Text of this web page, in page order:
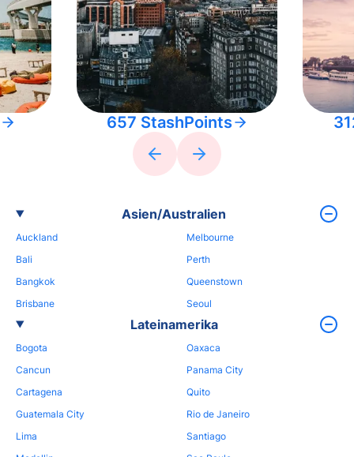
657 StashPoints
Asien/Australien
Auckland
Bali
Bangkok
Brisbane
Melbourne
Perth
Queenstown
Seoul
Lateinamerika
Bogota
Cancun
Cartagena
Guatemala City
Lima
Oaxaca
Panama City
Quito
Rio de Janeiro
Santiago